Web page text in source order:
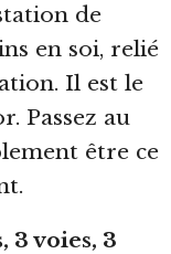
de
en soi, relié
Il est le
Passez au
être ce
3 voies, 3